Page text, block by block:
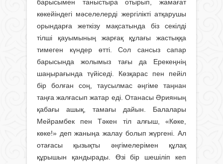
барысымен таныстыра отырып, жамағат
көкейіндегі мәселелерді жергілікті атқарушы
орындарға жеткізу мақсатында біз секілді
тілші қауымының жарғақ құлағы жастыққа
тимеген күндер өтті. Сол сансыз сапар
барысында жолымыз тағы да Ерекеңнің
шаңырағында түйіседі. Көзқарас пен пейіл
бір болған соң, таусылмас әңгіме таңнан
таңға жалғасып жатар еді. Отанасы Әрияның
қабағы ашық, тамағы дайын. Балалары
Мейрамбек пен Тәкен тіл алғыш, «Көке,
көке!» деп жаныңа жалау болып жүргені. Ал
отағасы қызықты әңгімелерімен құлақ
құрышын қандырады. Өзі бір шешіліп кеп